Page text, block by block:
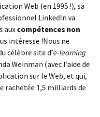
Web (en 1995 !), sa
LinkedIn va
aux compétences non
intéresse !Nous ne
célèbre site d’e-learning
Weinman (avec l’aide de
sur le Web, et qui,
rachetée 1,5 milliards de